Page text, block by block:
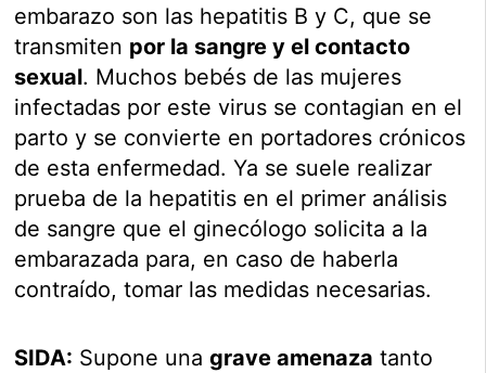
embarazo son las hepatitis B y C, que se
transmiten por la sangre y el contacto
sexual. Muchos bebés de las mujeres
infectadas por este virus se contagian en el
parto y se convierte en portadores crónicos
de esta enfermedad. Ya se suele realizar
prueba de la hepatitis en el primer análisis
de sangre que el ginecólogo solicita a la
embarazada para, en caso de haberla
contraído, tomar las medidas necesarias.
SIDA: Supone unagrave amenaza tanto